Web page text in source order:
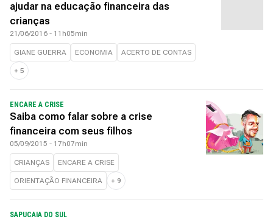
ajudar na educação financeira das
crianças
21/06/2016 - 11h05min
GIANE GUERRA ECONOMIA ACERTO DE CONTAS
+ 5
ENCARE A CRISE
Saiba como falar sobre a crise
financeira com seus filhos
05/09/2015 - 17h07min
CRIANÇAS ENCARE A CRISE
ORIENTAÇÃO FINANCEIRA + 9
SAPUCAIA DO SUL